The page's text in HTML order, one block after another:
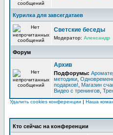
Курилка для завсегдатаев
Светские беседы
Модератор: Александр
Форум
Архив
Подфорумы:
методики
подарков!
Магазин
Видео с тренингов
Удалить cookies конференции | Наша
Кто сейчас на конференции